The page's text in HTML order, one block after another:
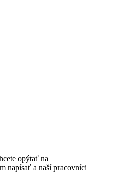
opýtať na
napísať a naší pracovníci